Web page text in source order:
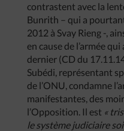
contrastent avec la
Bunrith – qui a
2012 à Svay Rieng -,
en cause de l’armée
dernier (CD du
Subédi, représentant
de l’ONU, condamne
manifestantes, des
l’Opposition. Il est «
le système judiciaire